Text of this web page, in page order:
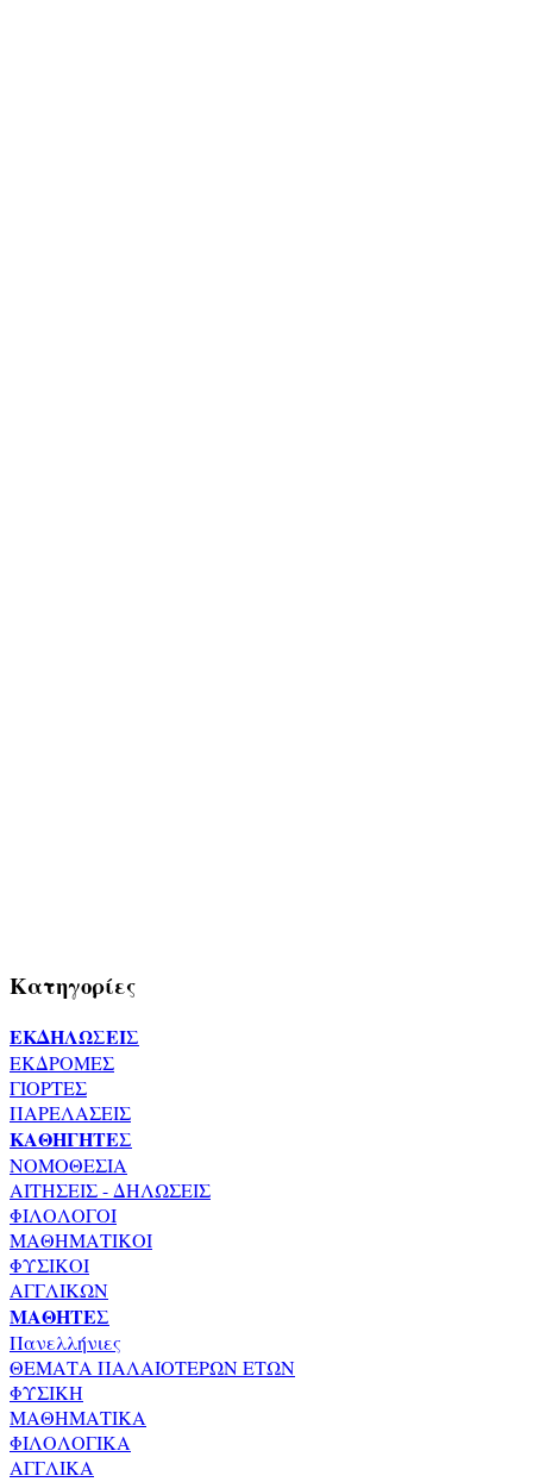
Κατηγορίες
ΕΚΔΗΛΩΣΕΙΣ
ΕΚΔΡΟΜΕΣ
ΓΙΟΡΤΕΣ
ΠΑΡΕΛΑΣΕΙΣ
ΚΑΘΗΓΗΤΕΣ
ΝΟΜΟΘΕΣΙΑ
ΑΙΤΗΣΕΙΣ - ΔΗΛΩΣΕΙΣ
ΦΙΛΟΛΟΓΟΙ
ΜΑΘΗΜΑΤΙΚΟΙ
ΦΥΣΙΚΟΙ
ΑΓΓΛΙΚΩΝ
ΜΑΘΗΤΕΣ
Πανελλήνιες
ΘΕΜΑΤΑ ΠΑΛΑΙΟΤΕΡΩΝ ΕΤΩΝ
ΦΥΣΙΚΗ
ΜΑΘΗΜΑΤΙΚΑ
ΦΙΛΟΛΟΓΙΚΑ
ΑΓΓΛΙΚΑ